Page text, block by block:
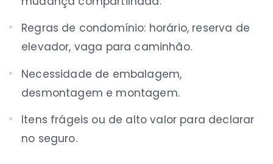
Regras de condomínio: horário, reserva de
elevador, vaga para caminhão.
Necessidade de embalagem,
desmontagem e montagem.
Itens frágeis ou de alto valor para declarar
no seguro.